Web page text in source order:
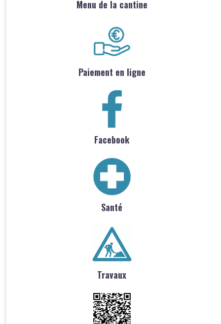
Menu de la cantine
Paiement en ligne
Facebook
Santé
Travaux